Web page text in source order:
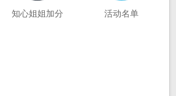
知心姐姐加分 活动名单